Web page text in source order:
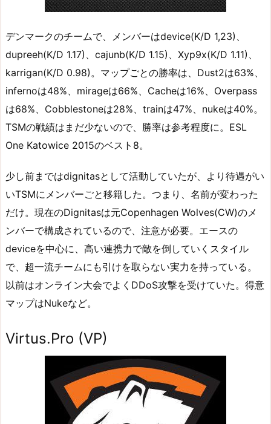
デンマークのチームで、メンバーはdevice(K/D 1,23)、
dupreeh(K/D 1.17)、cajunb(K/D 1.15)、Xyp9x(K/D 1.11)、
karrigan(K/D 0.98)。マップごとの勝率は、Dust2は63%、
infernoは48%、mirageは66%、Cacheは16%、Overpass
は68%、Cobblestoneは28%、trainは47%、nukeは40%。
TSMの戦績はまだ少ないので、勝率は参考程度に。ESL
One Katowice 2015のベスト8。
少し前まではdignitasとして活動していたが、より待遇がい
いTSMにメンバーごと移籍した。つまり、名前が変わった
だけ。現在のDignitasは元Copenhagen Wolves(CW)のメ
ンバーで構成されているので、注意が必要。エースの
deviceを中心に、高い連携力で敵を倒していくスタイル
で、超一流チームにも引けを取らない実力を持っている。
以前はオンライン大会でよくDDoS攻撃を受けていた。得意
マップはNukeなど。
Virtus.Pro (VP)